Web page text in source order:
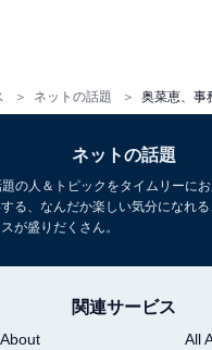
ネットの話題
ネットの話題
の人＆トピックをタイムリーに
る、なんだか楽しい気分になれ
が盛りだくさん。
関連サービス
All